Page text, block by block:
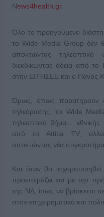
News4health.gr.
Όλο το προηγούμενο
το Wide Media Group δεν
αποκτώντας τηλεοπτικό
διεκδικώντας άδεια από
στην ΕΙΤΗΣΕΕ και ο Πάνος
Όμως, όπως παρατηρούν
τηλεόρασης, το Wide
τηλεοπτικό βήμα… εθνικής
από το Attica TV, αλλά
αποκτώντας νέα
Και όταν θα
προετοιμάζει και με την
της ΝΔ, ίσως να βρίσκεται
στον επιχειρηματικό και